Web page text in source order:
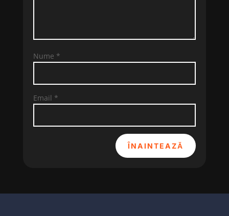
Nume *
Email *
ÎNAINTEAZĂ